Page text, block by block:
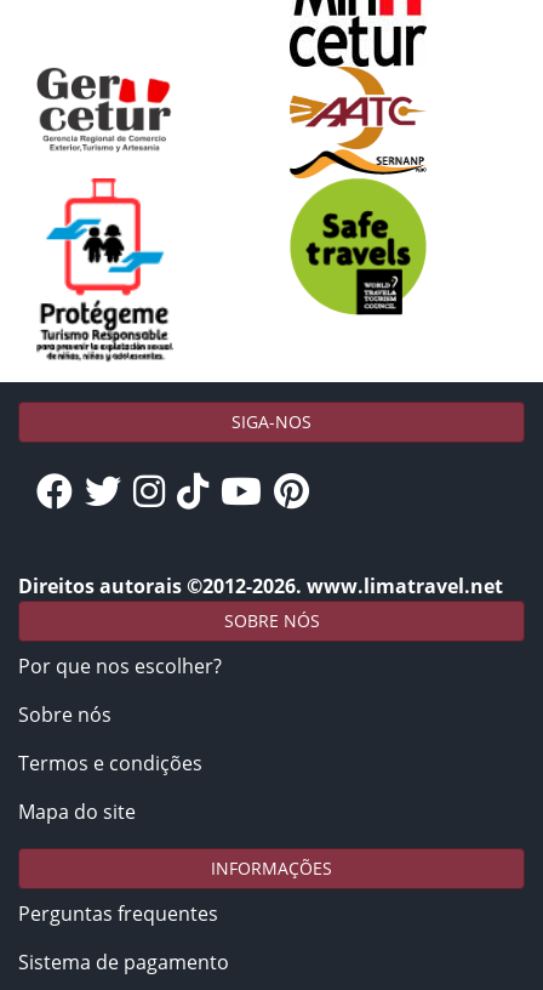
SIGA-NOS
Direitos autorais ©2012-2026. www.limatravel.net
SOBRE NÓS
Por que nos escolher?
Sobre nós
Termos e condições
Mapa do site
INFORMAÇÕES
Perguntas frequentes
Sistema de pagamento